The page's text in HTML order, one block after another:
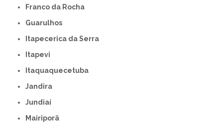
Franco da Rocha
Guarulhos
Itapecerica da Serra
Itapevi
Itaquaquecetuba
Jandira
Jundiaí
Mairiporã